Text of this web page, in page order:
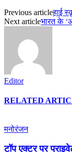
Previous articleहाई
Next articleभारत के
Editor
RELATED
मनोरंजन
टॉप एक्टर पर